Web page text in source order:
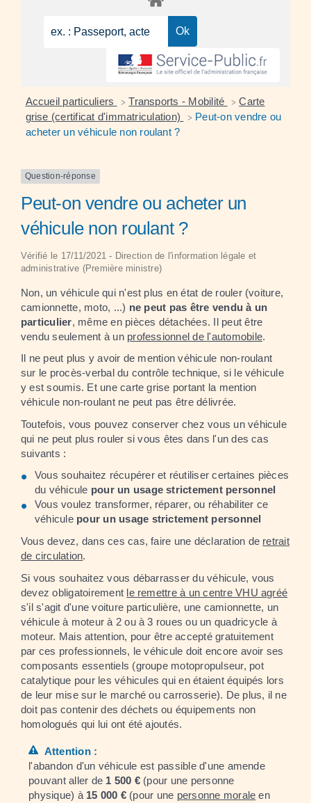
Accueil particuliers > Transports - Mobilité > Carte
grise (certificat d'immatriculation)
> Peut-on vendre ou
acheter un véhicule non roulant ?
Question-réponse
Peut-on vendre ou acheter un
véhicule non roulant ?
Vérifié le 17/11/2021 - Direction de l'information légale et
administrative (Première ministre)
Non, un véhicule qui n'est plus en état de rouler (voiture,
camionnette, moto, ...) ne peut pas être vendu à un
particulier, même en pièces détachées. Il peut être
vendu seulement à un professionnel de l'automobile.
Il ne peut plus y avoir de mention véhicule non-roulant
sur le procès-verbal du contrôle technique, si le véhicule
y est soumis. Et une carte grise portant la mention
véhicule non-roulant ne peut pas être délivrée.
Toutefois, vous pouvez conserver chez vous un véhicule
qui ne peut plus rouler si vous êtes dans l'un des cas
suivants :
Vous souhaitez récupérer et réutiliser certaines pièces
du véhicule pour un usage strictement personnel
Vous voulez transformer, réparer, ou réhabiliter ce
véhicule pour un usage strictement personnel
Vous devez, dans ces cas, faire une déclaration de retrait
de circulation.
Si vous souhaitez vous débarrasser du véhicule, vous
devez obligatoirement le remettre à un centre VHU agréé
s'il s'agit d'une voiture particulière, une camionnette, un
véhicule à moteur à 2 ou à 3 roues ou un quadricycle à
moteur. Mais attention, pour être accepté gratuitement
par ces professionnels, le véhicule doit encore avoir ses
composants essentiels (groupe motopropulseur, pot
catalytique pour les véhicules qui en étaient équipés lors
de leur mise sur le marché ou carrosserie). De plus, il ne
doit pas contenir des déchets ou équipements non
homologués qui lui ont été ajoutés.
Attention :
l'abandon d'un véhicule est passible d'une amende
pouvant aller de 1 500 €(pour une personne
physique) à 15 000 € (pour une personne morale en